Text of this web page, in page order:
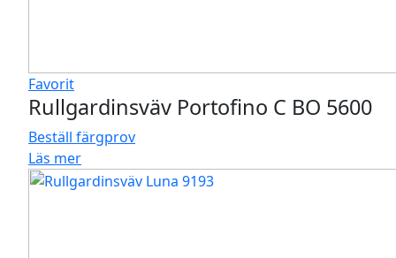
Favorit
Rullgardinsväv Portofino C BO 5600
Beställ färgprov
Läs mer